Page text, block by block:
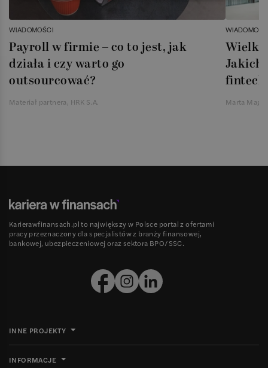
WIADOMOŚCI
Payroll w firmie – co to jest, jak
działa i czy warto go
outsourcować?
Materiał partnera, HRK S.A.
Jakich
Marta
Karierawfinansach.pl to największy w Polsce portal z ofertami
pracy przeznaczony dla specjalistów z branży finansowej,
bankowej, ubezpieczeniowej oraz sektora BPO/SSC.
INNE PROJEKTY
INFORMACJE